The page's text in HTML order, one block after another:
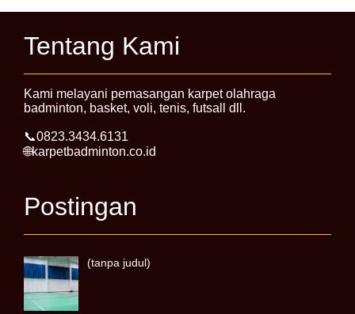
Tentang Kami
Kami melayani pemasangan karpet olahraga
badminton, basket, voli, tenis, futsall dll.
📞0823.3434.6131
🌐karpetbadminton.co.id
Postingan
(tanpa judul)